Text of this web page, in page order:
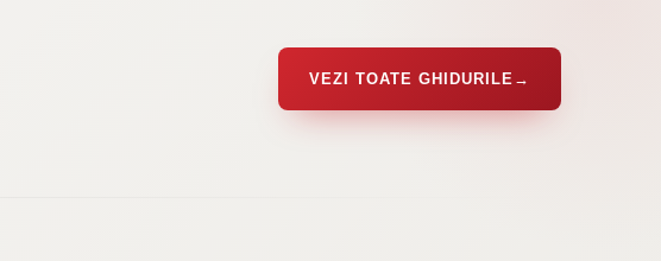
VEZI TOATE GHIDURILE →